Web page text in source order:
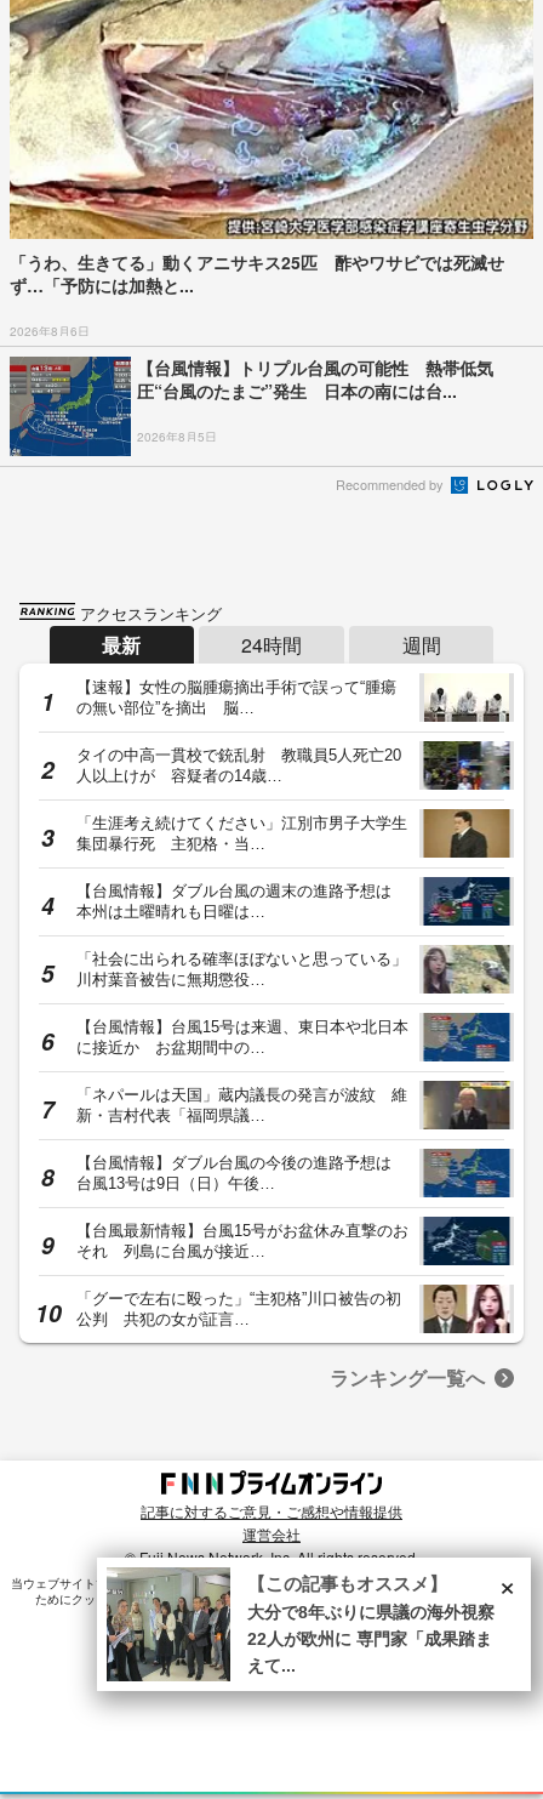
「うわ、生きてる」動くアニサキス25匹 酢やワサビでは死滅せ
ず…「予防には加熱と...
2026年8月6日
【台風情報】トリプル台風の可能性 熱帯低気
圧“台風のたまご”発生 日本の南には台...
2026年8月5日
Recommended by
アクセスランキング
最新 24時間 週間
【速報】女性の脳腫瘍摘出手術で誤って“腫瘍
の無い部位”を摘出 脳…
タイの中高一貫校で銃乱射 教職員5人死亡20
人以上けが 容疑者の14歳…
「生涯考え続けてください」江別市男子大学生
集団暴行死 主犯格・当…
【台風情報】ダブル台風の週末の進路予想は
本州は土曜晴れも日曜は…
「社会に出られる確率ほぼないと思っている」
川村葉音被告に無期懲役…
【台風情報】台風15号は来週、東日本や北日本
に接近か お盆期間中の…
「ネパールは天国」蔵内議長の発言が波紋 維
新・吉村代表「福岡県議…
【台風情報】ダブル台風の今後の進路予想は
台風13号は9日（日）午後…
【台風最新情報】台風15号がお盆休み直撃のお
それ 列島に台風が接近…
「グーで左右に殴った」“主犯格”川口被告の初
公判 共犯の女が証言…
ランキング一覧へ
記事に対するご意見・ご感想や情報提供
運営会社
© Fuji News Network, Inc. All rights reserved.
当ウェブサイトでは、ユーザのニーズ・興味・関⼼に合致したコンテンツや広告配信を提供する
ためにクッキーを使⽤しています。詳細は、
プライバシーポリシー をご確認ください。×
【この記事もオススメ】
大分で8年ぶりに県議の海外視察
22人が欧州に 専門家「成果踏ま
えて...